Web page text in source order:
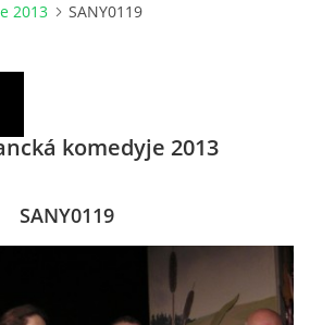
2013
SANY0119
komedyje 2013
SANY0119